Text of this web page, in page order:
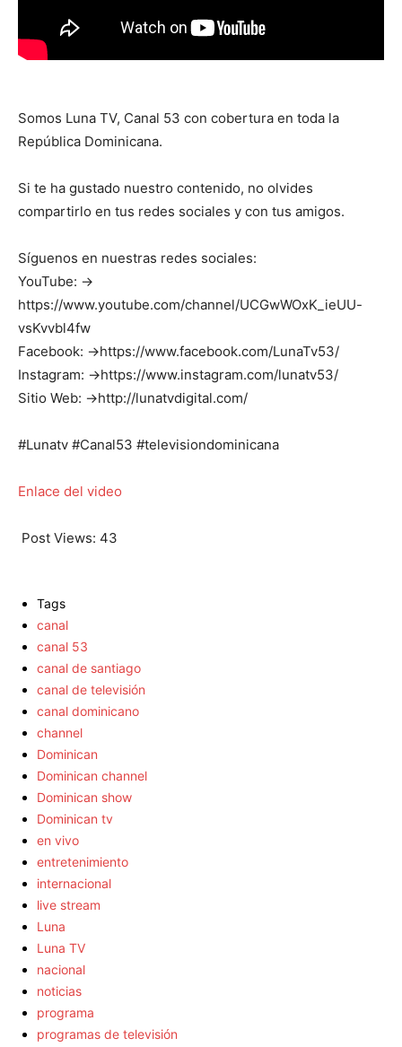
Somos Luna TV, Canal 53 con cobertura en toda la
República Dominicana.
Si te ha gustado nuestro contenido, no olvides
compartirlo en tus redes sociales y con tus amigos.
Síguenos en nuestras redes sociales:
YouTube: →
https://www.youtube.com/channel/UCGwWOxK_ieUU-
vsKvvbl4fw
Facebook: →https://www.facebook.com/LunaTv53/
Instagram: →https://www.instagram.com/lunatv53/
Sitio Web: →http://lunatvdigital.com/
#Lunatv #Canal53 #televisiondominicana
Enlace del video
Post Views: 43
Tags
canal
canal 53
canal de santiago
canal de televisión
canal dominicano
channel
Dominican
Dominican channel
Dominican show
Dominican tv
en vivo
entretenimiento
internacional
live stream
Luna
Luna TV
nacional
noticias
programa
programas de televisión